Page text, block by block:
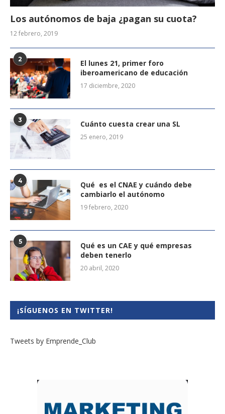
Los autónomos de baja ¿pagan su cuota?
12 febrero, 2019
2
El lunes 21, primer foro
iberoamericano de educación
17 diciembre, 2020
3 Cuánto cuesta crear una SL
25 enero, 2019
4
Qué es el CNAE y cuándo debe
cambiarlo el autónomo
19 febrero, 2020
5
Qué es un CAE y qué empresas
deben tenerlo
20 abril, 2020
¡SÍGUENOS EN TWITTER!
Tweets by Emprende_Club